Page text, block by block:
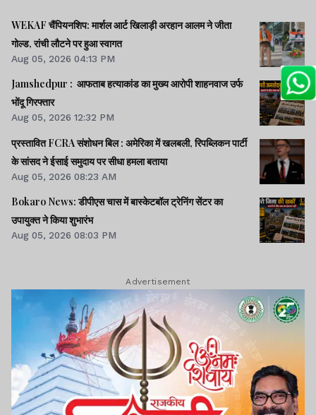
WEKAF चैंपियनशिप: मार्शल आर्ट खिलाड़ी अरहान आलम ने जीता
गोल्ड, रांची लौटने पर हुआ स्वागत
Aug 05, 2026 04:13 PM
Jamshedpur : आफताब हत्याकांड का मुख्य आरोपी शाहनवाज उर्फ
भोंदू गिरफ्तार
Aug 05, 2026 12:32 PM
प्रस्तावित FCRA संशोधन बिल : अमेरिका में खलबली, रिपब्लिकन पार्टी
के सांसद ने ईसाई समुदाय पर सीधा हमला बताया
Aug 05, 2026 08:23 AM
Bokaro News: डीपीएस चास में बास्केटबॉल ट्रेनिंग सेंटर का
उपायुक्त ने किया शुभारंभ
Aug 05, 2026 08:03 PM
Advertisement